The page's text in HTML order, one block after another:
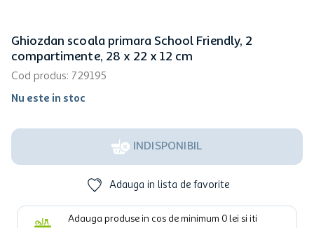
Ghiozdan scoala primara School Friendly, 2
compartimente, 28 x 22 x 12 cm
Cod produs: 729195
Nu este in stoc
INDISPONIBIL
Adauga in lista de favorite
Adauga produse in cos de minimum 0 lei si iti